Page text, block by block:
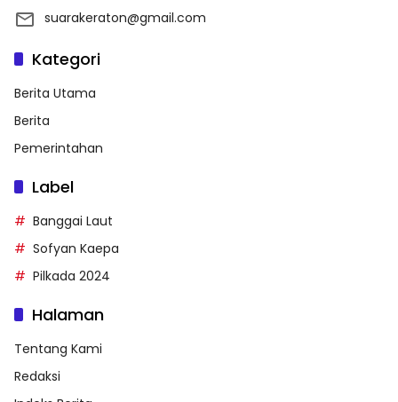
suarakeraton@gmail.com
Kategori
Berita Utama
Berita
Pemerintahan
Label
Banggai Laut
Sofyan Kaepa
Pilkada 2024
Halaman
Tentang Kami
Redaksi